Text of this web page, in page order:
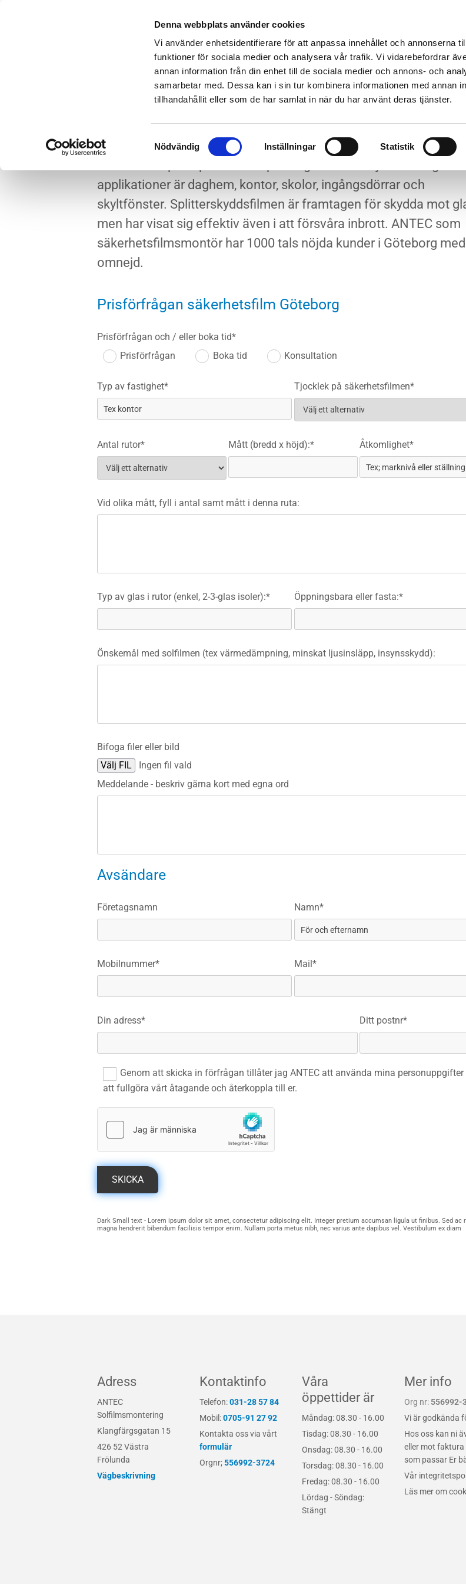
Denna webbplats använder cookies
Vi använder enhetsidentifierare för att anpassa innehållet och annonserna
funktioner för sociala medier och analysera vår trafik. Vi vidarebefordrar
annan information från din enhet till de sociala medier och annons- och
samarbetar med. Dessa kan i sin tur kombinera informationen med annan
tillhandahållit eller som de har samlat in när du har använt deras tjänster.
Nödvändig Inställningar Statistik
SOLFILM SÄKERHETSFILM
Pris säkerhetsfilm inkl.
applikationer är daghem, kontor, skolor, ingångsdörrar och
skyltfönster. Splitterskyddsfilmen är framtagen för skydda mot
men har visat sig effektiv även i att försvåra inbrott. ANTEC som
säkerhetsfilmsmontör har 1000 tals nöjda kunder i Göteborg med
omnejd.
Prisförfrågan säkerhetsfilm Göteborg
Prisförfrågan och / eller boka tid*
Prisförfrågan
Boka tid Konsultation
Typ av fastighet* Tjocklek på säkerhetsfilmen*
Antal rutor* Mått (bredd x höjd):* Åtkomlighet*
Vid olika mått, fyll i antal samt mått i denna ruta:
Typ av glas i rutor (enkel, 2-3-glas isoler):* Öppningsbara eller fasta:*
Önskemål med solfilmen (tex värmedämpning, minskat ljusinsläpp, insynsskydd):
Bifoga filer eller bild
Välj FIL
Ingen fil vald
Meddelande - beskriv gärna kort med egna ord
Avsändare
Företagsnamn Namn*
Mobilnummer* Mail*
Din adress* Ditt postnr*
Genom att skicka in förfrågan tillåter jag ANTEC att använda mina personuppgifter
att fullgöra vårt åtagande och återkoppla till er.
Dark Small text - Lorem ipsum dolor sit amet, consectetur adipiscing elit. Integer pretium accumsan ligula ut finibus. Sed ac
magna hendrerit bibendum facilisis tempor enim. Nullam porta metus nibh, nec varius ante dapibus vel. Vestibulum ex diam
Adress
ANTEC
Solfilmsmontering
Klangfärgsgatan 15
426 52 Västra
Frölunda
Vägbeskrivning
Kontaktinfo
Telefon:031-28 57 84
Mobil:0705-91 27 92
Kontakta oss via vårt
formulär
Orgnr;556992-3724
Våra
öppettider är
Måndag: 08.30 - 16.00
Tisdag: 08.30 - 16.00
Onsdag: 08.30 - 16.00
Torsdag: 08.30 - 16.00
Fredag: 08.30 - 16.00
Lördag - Söndag:
Stängt
Mer info
Org nr:556992-
Vi är godkända
Hos oss kan ni
eller mot faktura
som passar Er
Vår
Läs mer om